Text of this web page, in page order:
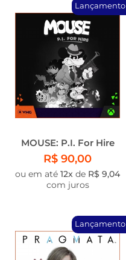
Lançamento
MOUSE: P.I. For Hire
R$ 90,00
ou em até 12x de R$ 9,04
com juros
Lançamento